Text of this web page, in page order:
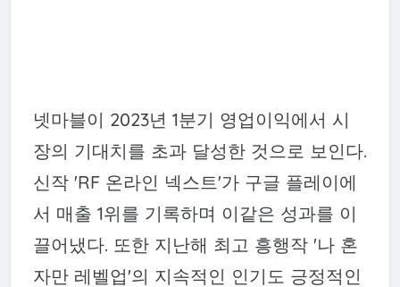
넷마블이 2023년 1분기 영업이익에서 시
장의 기대치를 초과 달성한 것으로 보인다.
신작 'RF 온라인 넥스트'가 구글 플레이에
서 매출 1위를 기록하며 이같은 성과를 이
끌어냈다. 또한 지난해 최고 흥행작 '나 혼
자만 레벨업'의 지속적인 인기도 긍정적인